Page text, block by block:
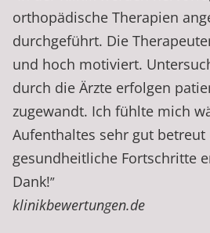
orthopädische Therapien
durchgeführt. Die
und hoch motiviert.
durch die Ärzte erfolgen
zugewandt. Ich fühlte mich
Aufenthaltes sehr gut
gesundheitliche Fortschritte
Dank!”
klinikbewertungen.de